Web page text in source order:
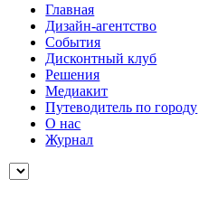
Главная
Дизайн-агентство
События
Дисконтный клуб
Решения
Медиакит
Путеводитель по городу
О нас
Журнал